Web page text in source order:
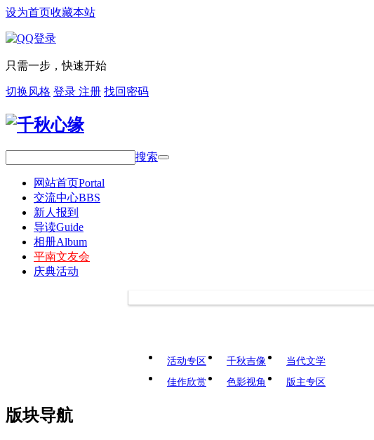
设为首页收藏本站
只需一步，快速开始
切换风格 登录 注册 找回密码
搜索
网站首页Portal
交流中心BBS
新人报到
导读Guide
相册Album
平南文友会
庆典活动
活动专区 千秋吉像
当代文学
佳作欣赏
色影视角 版主专区
版块导航